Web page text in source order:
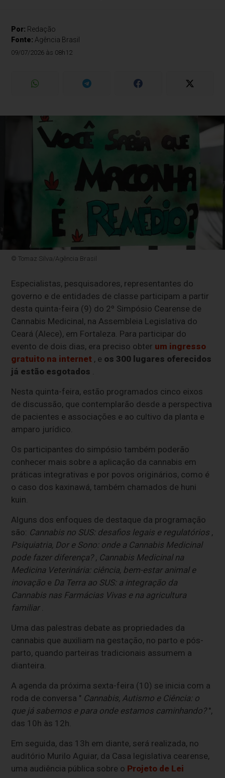
Por: Redação
Fonte: Agência Brasil
09/07/2026 às 08h12
© Tomaz Silva/Agência Brasil
Especialistas, pesquisadores, representantes do
governo e de entidades de classe participam a partir
desta quinta-feira (9) do 2º Simpósio Cearense de
Cannabis Medicinal, na Assembleia Legislativa do
Ceará (Alece), em Fortaleza. Para participar do
evento de dois dias, era preciso obter um ingresso
gratuito na internet , e os 300 lugares oferecidos
já estão esgotados .
Nesta quinta-feira, estão programados cinco eixos
de discussão, que contemplarão desde a perspectiva
de pacientes e associações e ao cultivo da planta e
amparo jurídico.
Os participantes do simpósio também poderão
conhecer mais sobre a aplicação da cannabis em
práticas integrativas e por povos originários, como é
o caso dos kaxinawá, também chamados de huni
kuin.
Alguns dos enfoques de destaque da programação
são: Cannabis no SUS: desafios legais e regulatórios ,
Psiquiatria, Dor e Sono: onde a Cannabis Medicinal
pode fazer diferença?, Cannabis Medicinal na
Medicina Veterinária: ciência, bem-estar animal e
inovação e Da Terra ao SUS: a integração da
Cannabis nas Farmácias Vivas e na agricultura
familiar.
Uma das palestras debate as propriedades da
cannabis que auxiliam na gestação, no parto e pós-
parto, quando parteiras tradicionais assumem a
dianteira.
A agenda da próxima sexta-feira (10) se inicia com a
roda de conversa " Cannabis, Autismo e Ciência: o
que já sabemos e para onde estamos caminhando?",
das 10h às 12h.
Em seguida, das 13h em diante, será realizada, no
auditório Murilo Aguiar, da Casa legislativa cearense,
uma audiência pública sobre o Projeto de Lei